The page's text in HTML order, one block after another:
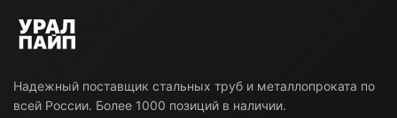
Надежный поставщик стальных труб и металлопроката по
всей России. Более 1000 позиций в наличии.